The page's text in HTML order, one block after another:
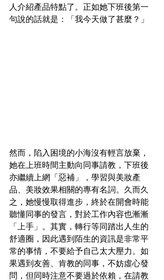
人介紹產品特點了。正如她下班後第一
句說的話就是：「我今天做了甚麼？」
然而，陷入困境的小海沒有輕言放棄，
她在上班時間主動向同事請教，下班後
亦繼續上網「惡補」，學習與美妝產
品、美妝效果相關的專有名詞。久而久
之，她慢慢取得進步，終於在開會時能
聽懂同事的發言，對於工作內容也漸漸
「上手」。其實，轉行等同踏出人生的
舒適圈，因此遇到陌生的資訊是非常平
常的事情，不要給予自己太大壓力。如
果遇到友善、肯教的同事，不妨虛心發
問，但同時注意不要過於依賴，在請教